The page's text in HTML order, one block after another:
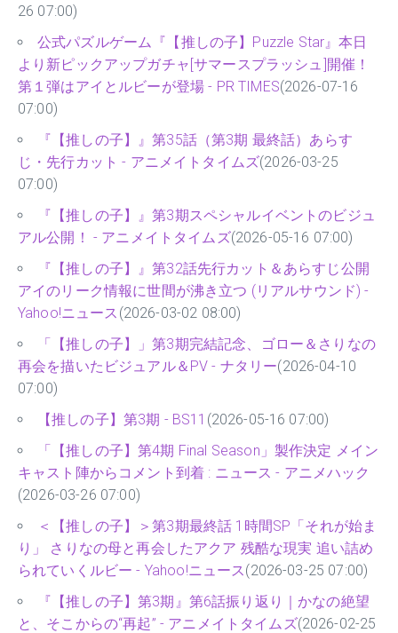
26 07:00)
公式パズルゲーム『【推しの子】Puzzle Star』本日
より新ピックアップガチャ[サマースプラッシュ]開催！
第１弾はアイとルビーが登場 - PR TIMES(2026-07-16
07:00)
『【推しの子】』第35話（第3期 最終話）あらす
じ・先行カット - アニメイトタイムズ(2026-03-25
07:00)
『【推しの子】』第3期スペシャルイベントのビジュ
アル公開！ - アニメイトタイムズ(2026-05-16 07:00)
『【推しの子】』第32話先行カット＆あらすじ公開
アイのリーク情報に世間が沸き立つ (リアルサウンド) -
Yahoo!ニュース (2026-03-02 08:00)
「【推しの子】」第3期完結記念、ゴロー＆さりなの
再会を描いたビジュアル＆PV - ナタリー(2026-04-10
07:00)
【推しの子】第3期 - BS11 (2026-05-16 07:00)
「【推しの子】第4期 Final Season」製作決定 メイン
キャスト陣からコメント到着 : ニュース - アニメハック
(2026-03-26 07:00)
＜【推しの子】＞第3期最終話 1時間SP「それが始ま
り」 さりなの母と再会したアクア 残酷な現実 追い詰め
られていくルビー - Yahoo!ニュース(2026-03-25 07:00)
『【推しの子】第3期』第6話振り返り｜かなの絶望
と、そこからの“再起” - アニメイトタイムズ(2026-02-25